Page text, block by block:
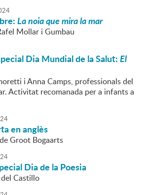
La noia que mira la mar
Mollar i Gumbau
Dia Mundial de la Salut:El
i Anna Camps, professionals del
Activitat recomanada per a infants a
en anglès
Groot Bogaarts
Dia de la Poesia
Castillo